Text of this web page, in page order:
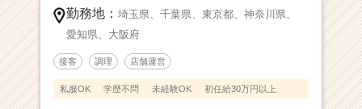
や
そ
の
の
勤務地： 埼玉県、 千葉県、 東京都、 神奈川県、
愛知県、 大阪府
接客 調理 店舗運営
私服OK 学歴不問 未経験OK 初任給30万円以上